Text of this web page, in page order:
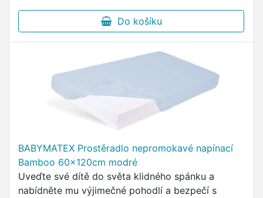
Do košíku
BABYMATEX Prostěradlo nepromokavé napínací
Bamboo 60x120cm modré
Uveďte své dítě do světa klidného spánku a
nabídněte mu výjimečné pohodlí a bezpečí s